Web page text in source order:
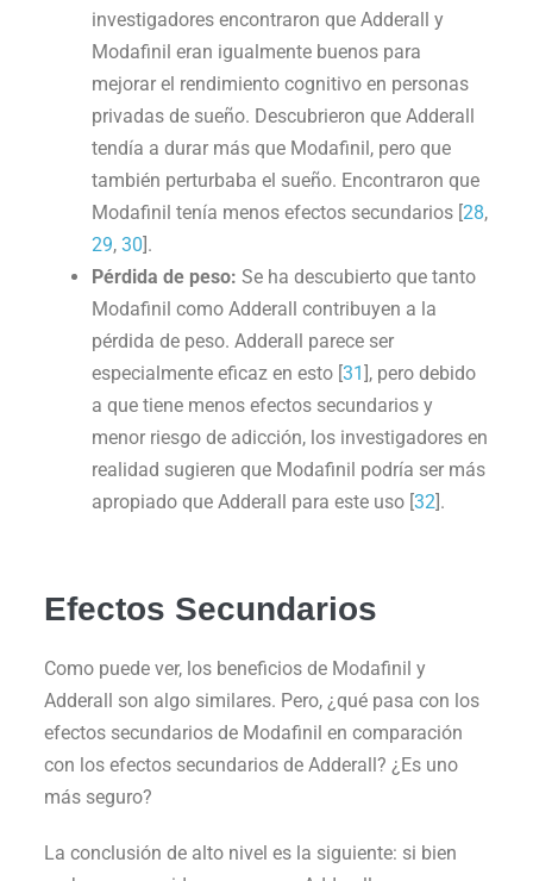
investigadores encontraron que Adderall y
Modafinil eran igualmente buenos para
mejorar el rendimiento cognitivo en personas
privadas de sueño. Descubrieron que Adderall
tendía a durar más que Modafinil, pero que
también perturbaba el sueño. Encontraron que
Modafinil tenía menos efectos secundarios [28,
29, 30].
Pérdida de peso: Se ha descubierto que tanto
Modafinil como Adderall contribuyen a la
pérdida de peso. Adderall parece ser
especialmente eficaz en esto [31], pero debido
a que tiene menos efectos secundarios y
menor riesgo de adicción, los investigadores en
realidad sugieren que Modafinil podría ser más
apropiado que Adderall para este uso [32].
Efectos Secundarios
Como puede ver, los beneficios de Modafinil y
Adderall son algo similares. Pero, ¿qué pasa con los
efectos secundarios de Modafinil en comparación
con los efectos secundarios de Adderall? ¿Es uno
más seguro?
La conclusión de alto nivel es la siguiente: si bien